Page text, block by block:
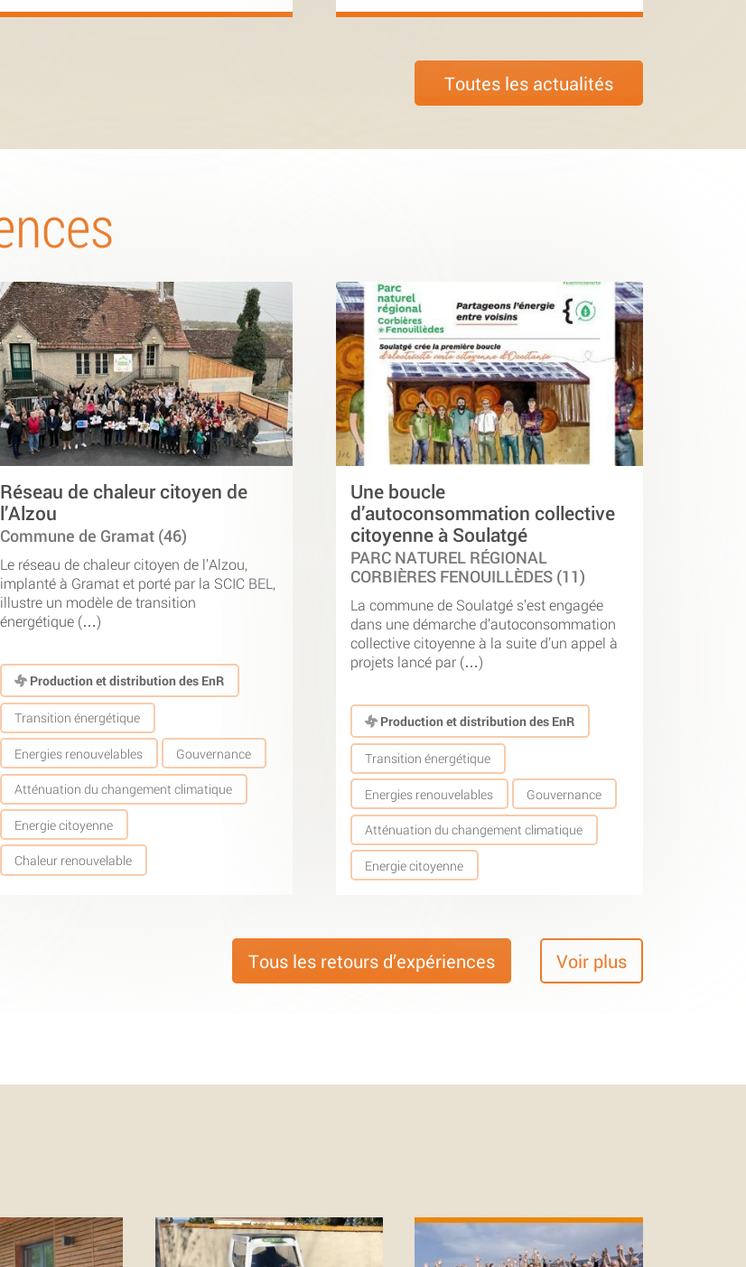
Toutes les actualités
Réseau de chaleur citoyen de
l’Alzou
Commune de Gramat (46)
Le réseau de chaleur citoyen de l’Alzou,
implanté à Gramat et porté par la SCIC BEL,
illustre un modèle de transition
énergétique (…)
Production et distribution des EnR
Transition énergétique
Energies renouvelables Gouvernance
Atténuation du changement climatique
Energie citoyenne
Chaleur renouvelable
Une boucle
d’autoconsommation collective
citoyenne à Soulatgé
PARC NATUREL RÉGIONAL
CORBIÈRES FENOUILLÈDES (11)
La commune de Soulatgé s’est engagée
dans une démarche d’autoconsommation
collective citoyenne à la suite d’un appel à
projets lancé par (…)
Production et distribution des EnR
Transition énergétique
Energies renouvelables Gouvernance
Atténuation du changement climatique
Energie citoyenne
Tous les retours d’expériences Voir plus